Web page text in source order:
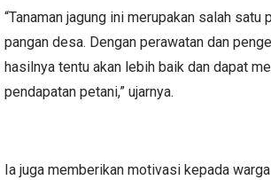
“Tanaman jagung ini merupakan salah satu
pangan desa. Dengan perawatan dan
hasilnya tentu akan lebih baik dan dapat
pendapatan petani,” ujarnya.
Ia juga memberikan motivasi kepada